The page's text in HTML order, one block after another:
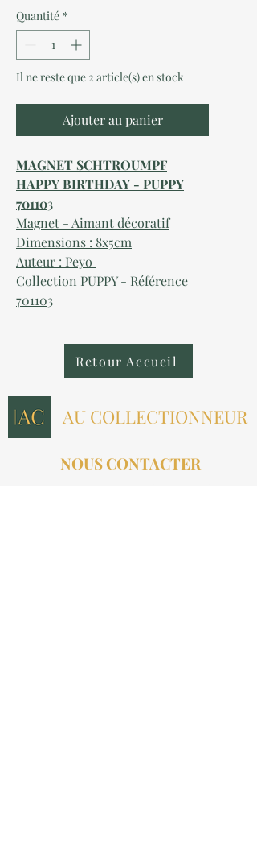
Quantité *
Il ne reste que 2 article(s) en stock
Ajouter au panier
MAGNET SCHTROUMPF
HAPPY BIRTHDAY - PUPPY
701103
Magnet - Aimant décoratif
Dimensions : 8x5cm
Auteur : Peyo
Collection PUPPY - Référence
701103
Retour Accueil
AU COLLECTIONNEUR
NOUS CONTACTER